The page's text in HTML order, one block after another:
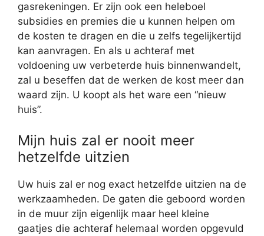
gasrekeningen. Er zijn ook een heleboel
subsidies en premies die u kunnen helpen om
de kosten te dragen en die u zelfs tegelijkertijd
kan aanvragen. En als u achteraf met
voldoening uw verbeterde huis binnenwandelt,
zal u beseffen dat de werken de kost meer dan
waard zijn. U koopt als het ware een “nieuw
huis”.
Mijn huis zal er nooit meer
hetzelfde uitzien
Uw huis zal er nog exact hetzelfde uitzien na de
werkzaamheden. De gaten die geboord worden
in de muur zijn eigenlijk maar heel kleine
gaatjes die achteraf helemaal worden opgevuld